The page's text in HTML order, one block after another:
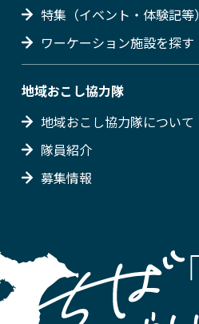
特集（イベント・体験記等）
ワーケーション施設を探す
地域おこし協力隊
地域おこし協力隊について
隊員紹介
募集情報